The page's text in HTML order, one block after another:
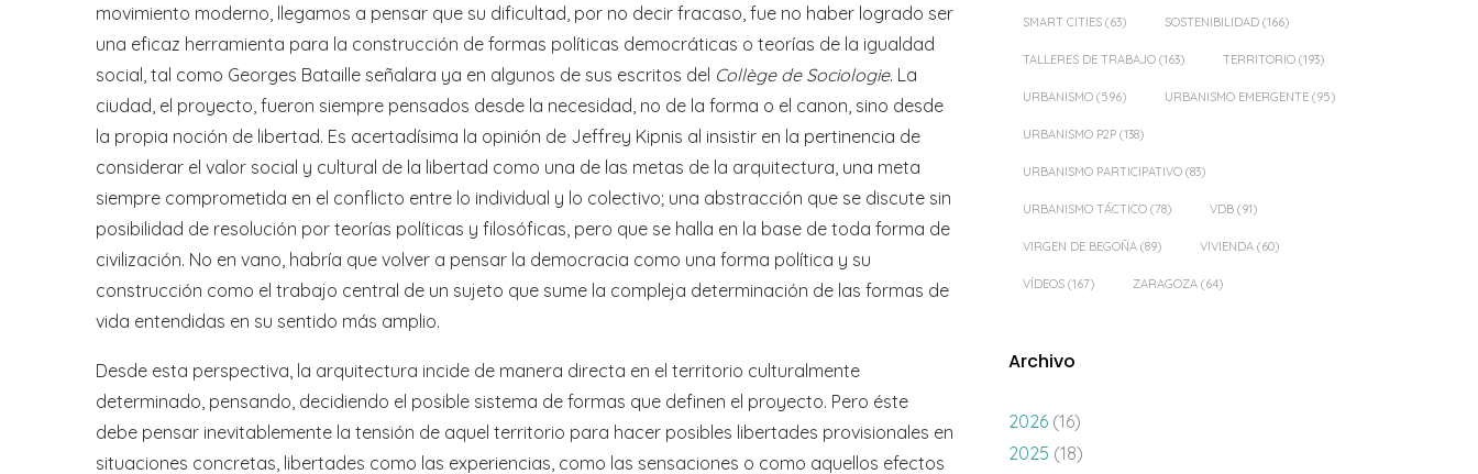
movimiento moderno, llegamos a pensar que su dificultad, por no decir fracaso, fue no haber logrado ser
una eficaz herramienta para la construcción de formas políticas democráticas o teorías de la igualdad
social, tal como Georges Bataille señalara ya en algunos de sus escritos del Collège de Sociologie. La
ciudad, el proyecto, fueron siempre pensados desde la necesidad, no de la forma o el canon, sino desde
la propia noción de libertad. Es acertadísima la opinión de Jeffrey Kipnis al insistir en la pertinencia de
considerar el valor social y cultural de la libertad como una de las metas de la arquitectura, una meta
siempre comprometida en el conflicto entre lo individual y lo colectivo; una abstracción que se discute sin
posibilidad de resolución por teorías políticas y filosóficas, pero que se halla en la base de toda forma de
civilización. No en vano, habría que volver a pensar la democracia como una forma política y su
construcción como el trabajo central de un sujeto que sume la compleja determinación de las formas de
vida entendidas en su sentido más amplio.
Desde esta perspectiva, la arquitectura incide de manera directa en el territorio culturalmente
determinado, pensando, decidiendo el posible sistema de formas que definen el proyecto. Pero éste
debe pensar inevitablemente la tensión de aquel territorio para hacer posibles libertades provisionales en
situaciones concretas, libertades como las experiencias, como las sensaciones o como aquellos efectos
SMART CITIES (63) SOSTENIBILIDAD (166)
TALLERES DE TRABAJO (163) TERRITORIO (193)
URBANISMO (596) URBANISMO EMERGENTE (95)
URBANISMO P2P (138)
URBANISMO PARTICIPATIVO (83)
URBANISMO TÁCTICO (78) VDB (91)
VIRGEN DE BEGOÑA (89) VIVIENDA (60)
VÍDEOS (167) ZARAGOZA (64)
Archivo
2026 (16)
2025 (18)